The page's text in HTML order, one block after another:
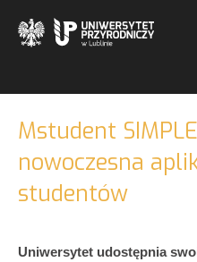
Mstudent
nowoczesna
studentów
Uniwersytet udostępnia